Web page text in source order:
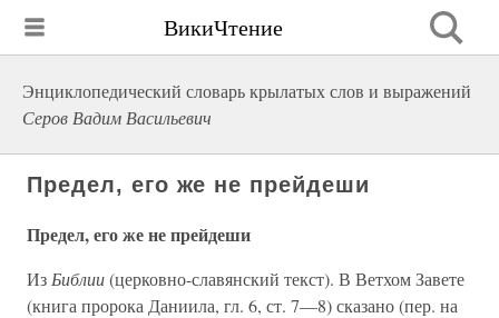
ВикиЧтение
Энциклопедический словарь крылатых слов и выражений
Серов Вадим Васильевич
Предел, его же не прейдеши
Предел, его же не прейдеши
Из Библии(церковно-славянский текст). В Ветхом Завете
(книга пророка Даниила, гл. 6, ст. 7—8) сказано (пер. на